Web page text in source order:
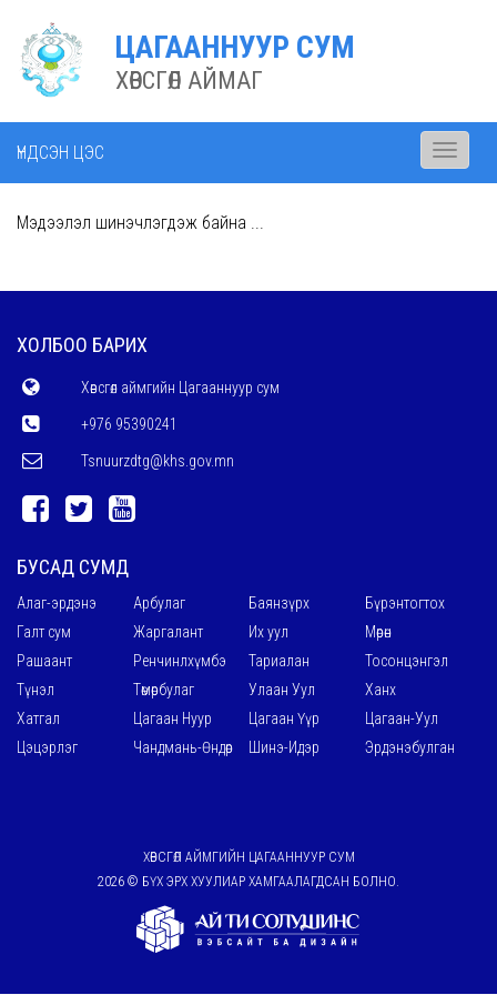
ЦАГААННУУР СУМ
ХӨВСГӨЛ АЙМАГ
ҮНДСЭН ЦЭС
Toggle
Мэдээлэл шинэчлэгдэж байна ...
ХОЛБОО БАРИХ
Хөвсгөл аймгийн Цагааннуур сум
+976 95390241
Tsnuurzdtg@khs.gov.mn
БУСАД СУМД
Алаг-эрдэнэ Арбулаг Баянзүрх
Бүрэнтогтох
Галт сум
Жаргалант Их уул
Мөрөн
Рашаант
Ренчинлхүмбэ Тариалан
Тосонцэнгэл
Түнэл
Төмөрбулаг Улаан Уул
Ханх
Хатгал
Цагаан Нуур Цагаан Үүр
Цагаан-Уул
Цэцэрлэг
Чандмань-Өндөр Шинэ-Идэр Эрдэнэбулган
ХӨВСГӨЛ АЙМГИЙН ЦАГААННУУР СУМ
2026 © БҮХ ЭРХ ХУУЛИАР ХАМГААЛАГДСАН БОЛНО.